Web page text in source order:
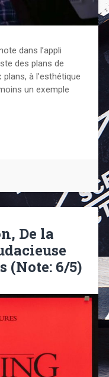
dans l’appli
des plans de
à l’esthétique
un exemple
De la
(Note: 6/5)